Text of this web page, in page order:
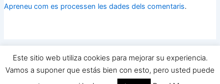
Apreneu com es processen les dades dels comentaris.
Copyright © 2026 Yo Quiero Ser Futbolista y TU ? | Powered by
Tema Astra del WordPress
Este sitio web utiliza cookies para mejorar su experiencia.
Vamos a suponer que estás bien con esto, pero usted puede